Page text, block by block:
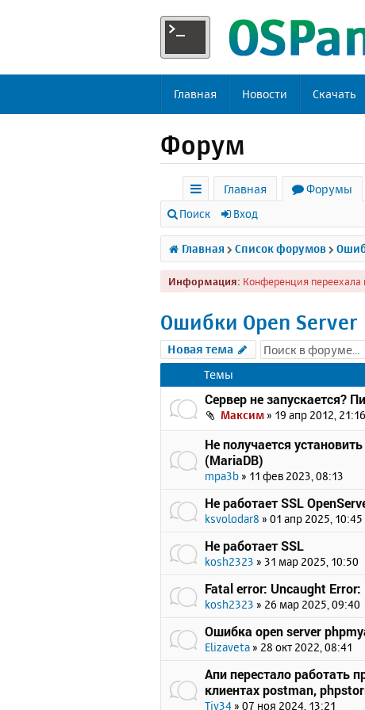
Главная Новости Скачать
Форум
с
ы
л
к
Главная
Форумы
Поиск Вход
Главная Список форумов
Информация: Конференция переехала
Ошибки Open Server
Новая тема
Темы
Сервер не запускается?
Максим» 19 апр 2012, 21:16
Не получается
(MariaDB)
mpa3b » 11 фев 2023, 08:13
Не работает SSL
ksvolodar8 » 01 апр 2025, 10:45
Не работает SSL
kosh2323 » 31 мар 2025, 10:50
Fatal error: Uncaught
kosh2323 » 26 мар 2025, 09:40
Ошибка open server
Elizaveta » 28 окт 2022, 08:41
Апи перестало работать
клиентах postman,
Tiv34 » 07 ноя 2024, 13:21